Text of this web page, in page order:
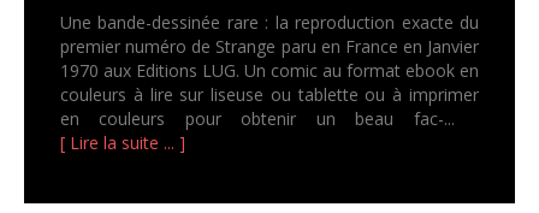
Une bande-dessinée rare : la reproduction exacte du
premier numéro de Strange paru en France en Janvier
1970 aux Editions LUG. Un comic au format ebook en
couleurs à lire sur liseuse ou tablette ou à imprimer
en couleurs pour obtenir un beau fac-...
[ Lire la suite ... ]